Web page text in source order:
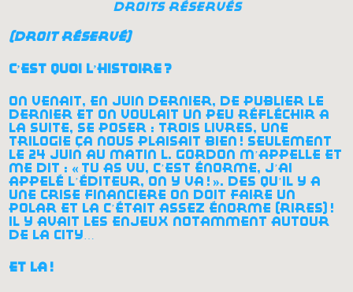
droits réservés
(droit réservé)
c’est quoi l’histoire ?
on venait, en juin dernier, de publier le
dernier et on voulait un peu réfléchir à
la suite, se poser : trois livres, une
trilogie ça nous plaisait bien ! seulement
le 24 juin au matin l. gordon m’appelle et
me dit : « tu as vu, c’est énorme, j’ai
appelé l’éditeur, on y va ! ». dès qu’il y a
une crise financière on doit faire un
polar et là c’était assez énorme (rires) !
il y avait les enjeux notamment autour
de la city…
et là !